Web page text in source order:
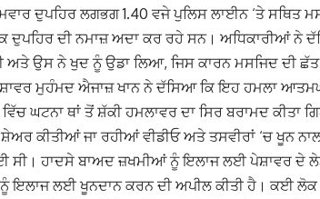
ਦੁਪਹਿਰ ਲਗਭਗ 1.40 ਵਜੇ ਪੁਲਿਸ ਲਾਈਨ ‘ਤੇ ਸਥਿਤ
ਦੁਪਹਿਰ ਦੀ ਨਮਾਜ਼ ਅਦਾ ਕਰ ਰਹੇ ਸਨ। ਅਧਿਕਾਰੀਆਂ
ਅਤੇ ਉਸ ਨੇ ਖੁਦ ਨੂੰ ਉਡਾ ਲਿਆ, ਜਿਸ ਕਾਰਨ ਮਸਜਿਦ ਦੀ
ਮੁਹੰਮਦ ਐਜਾਜ਼ ਖਾਨ ਨੇ ਦੱਸਿਆ ਕਿ ਇਹ ਹਮਲਾ
ਵਿੱਚ ਘਟਨਾ ਥਾਂ ਤੋਂ ਸ਼ੱਕੀ ਹਮਲਾਵਰ ਦਾ ਸਿਰ ਬਰਾਮਦ ਕੀਤਾ
ਕੀਤੀਆਂ ਜਾ ਰਹੀਆਂ ਵੀਡੀਓ ਅਤੇ ਤਸਵੀਰਾਂ ‘ਚ ਖੂਨ
ਸੀ। ਹਾਦਸੇ ਬਾਅਦ ਜ਼ਖਮੀਆਂ ਨੂੰ ਇਲਾਜ ਲਈ ਪੇਸ਼ਾਵਰ ਦੇ
ਇਲਾਜ ਲਈ ਖੂਨਦਾਨ ਕਰਨ ਦੀ ਅਪੀਲ ਕੀਤੀ ਹੈ। ਕਈ